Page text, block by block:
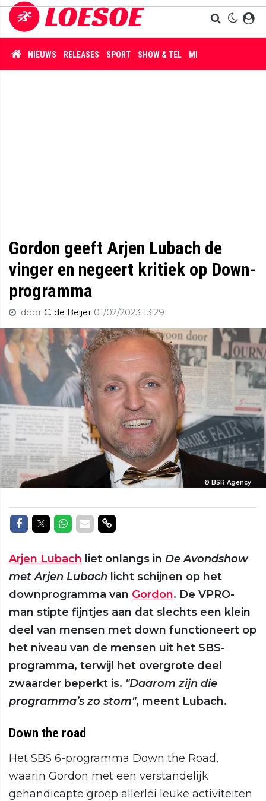
NIEUWS RELEASES SPORT SHOW & TEL MISDAAD
Gordon geeft Arjen Lubach de
vinger en negeert kritiek op Down-
programma
door C. de Beijer 01/02/2023 13:29
© BSR Agency
Delen op Facebook
Delen op Twitter
Delen op Whatsapp
Delen via Mail
Delen via link
Arjen Lubach liet onlangs in De Avondshow
met Arjen Lubach licht schijnen op het
downprogramma van Gordon. De VPRO-
man stipte fijntjes aan dat slechts een klein
deel van mensen met down functioneert op
het niveau van de mensen uit het SBS-
programma, terwijl het overgrote deel
zwaarder beperkt is. "Daarom zijn die
programma’s zo stom", meent Lubach.
Down the road
Het SBS 6-programma Down the Road,
waarin Gordon met een verstandelijk
gehandicapte groep allerlei leuke activiteiten